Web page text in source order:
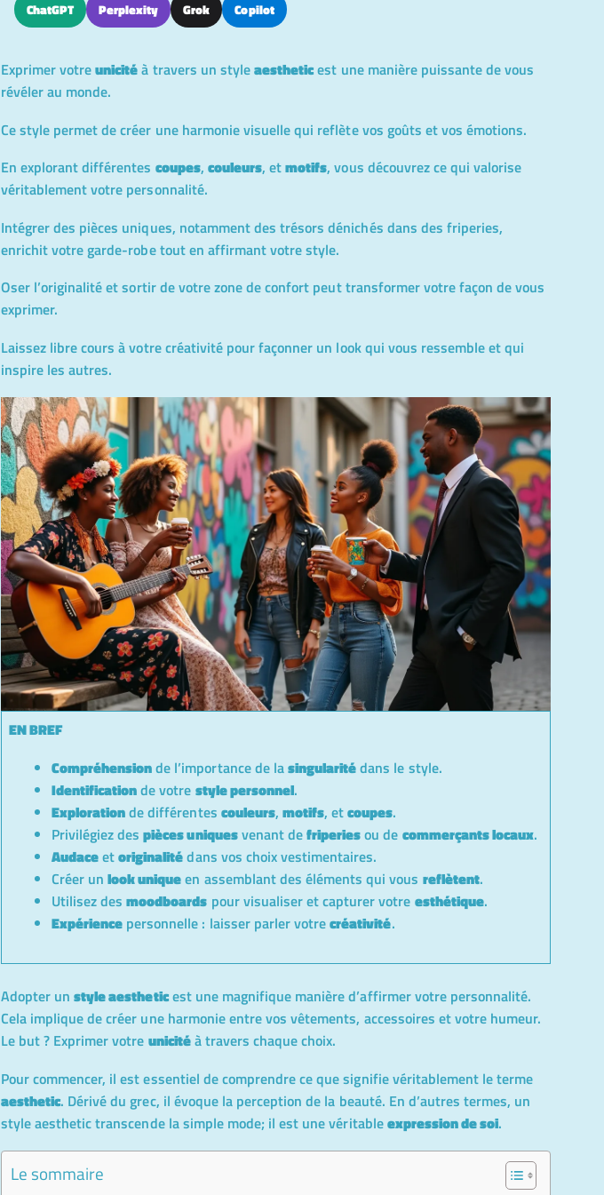
ChatGPT Perplexity Grok Copilot
Exprimer votreunicitéà travers un styleaestheticest une manière puissante de vous
révéler au monde.
Ce style permet de créer une harmonie visuelle qui reflète vos goûts et vos émotions.
En explorant différentes coupes, couleurs, etmotifs, vous découvrez ce qui valorise
véritablement votre personnalité.
Intégrer des pièces uniques, notamment des trésors dénichés dans des friperies,
enrichit votre garde-robe tout en affirmant votre style.
Oser l’originalité et sortir de votre zone de confort peut transformer votre façon de vous
exprimer.
Laissez libre cours à votre créativité pour façonner un look qui vous ressemble et qui
inspire les autres.
EN BREF
Compréhensionde l’importance de lasingularitédans le style.
Identificationde votre style personnel.
Explorationde différentes couleurs, motifs, etcoupes.
Privilégiez despièces uniquesvenant defriperiesou de commerçants locaux.
Audaceetoriginalitédans vos choix vestimentaires.
Créer unlook uniqueen assemblant des éléments qui vous reflètent.
Utilisez desmoodboards pour visualiser et capturer votre esthétique.
Expérience personnelle : laisser parler votrecréativité.
Adopter unstyle aestheticest une magnifique manière d’affirmer votre personnalité.
Cela implique de créer une harmonie entre vos vêtements, accessoires et votre humeur.
Le but ? Exprimer votre unicitéà travers chaque choix.
Pour commencer, il est essentiel de comprendre ce que signifie véritablement le terme
aesthetic. Dérivé du grec, il évoque la perception de la beauté. En d’autres termes, un
style aesthetic transcende la simple mode; il est une véritableexpression de soi.
Le sommaire